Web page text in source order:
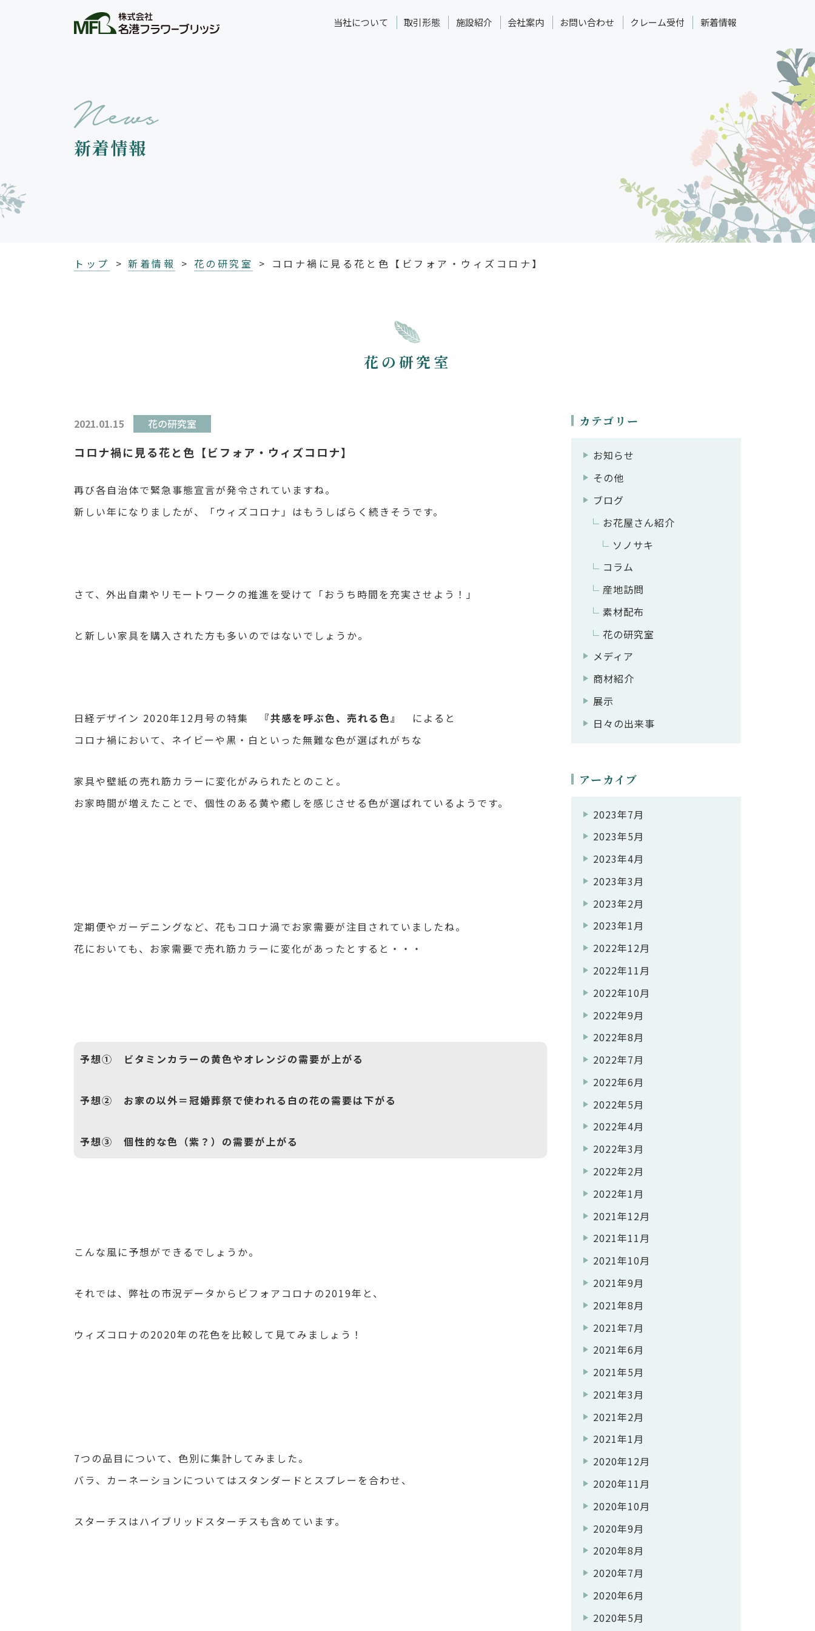
当社について 取引形態 施設紹介 会社案内 お問い合わせ クレーム受付 新着情報
新着情報
トップ 新着情報 花の研究室 コロナ禍に見る花と色【ビフォア・ウィズコロナ】
花の研究室
2021.01.15 花の研究室
コロナ禍に見る花と色【ビフォア・ウィズコロナ】
再び各自治体で緊急事態宣言が発令されていますね。
新しい年になりましたが、「ウィズコロナ」はもうしばらく続きそうです。
さて、外出自粛やリモートワークの推進を受けて「おうち時間を充実させよう！」
と新しい家具を購入された方も多いのではないでしょうか。
日経デザイン 2020年12月号の特集 『共感を呼ぶ色、売れる色』
によると
コロナ禍において、ネイビーや黒・白といった無難な色が選ばれがちな
家具や壁紙の売れ筋カラーに変化がみられたとのこと。
お家時間が増えたことで、個性のある黄や癒しを感じさせる色が選ばれているようです。
定期便やガーデニングなど、花もコロナ渦でお家需要が注目されていましたね。
花においても、お家需要で売れ筋カラーに変化があったとすると・・・
予想① ビタミンカラーの黄色やオレンジの需要が上がる
予想② お家の以外＝冠婚葬祭で使われる白の花の需要は下がる
予想③ 個性的な色（紫？）の需要が上がる
こんな風に予想ができるでしょうか。
それでは、弊社の市況データからビフォアコロナの2019年と、
ウィズコロナの2020年の花色を比較して見てみましょう！
7つの品目について、色別に集計してみました。
バラ、カーネーションについてはスタンダードとスプレーを合わせ、
スターチスはハイブリッドスターチスも含めています。
カテゴリー
お知らせ
その他
ブログ
お花屋さん紹介
ソノサキ
コラム
産地訪問
素材配布
花の研究室
メディア
商材紹介
展示
日々の出来事
アーカイブ
2023年7月
2023年5月
2023年4月
2023年3月
2023年2月
2023年1月
2022年12月
2022年11月
2022年10月
2022年9月
2022年8月
2022年7月
2022年6月
2022年5月
2022年4月
2022年3月
2022年2月
2022年1月
2021年12月
2021年11月
2021年10月
2021年9月
2021年8月
2021年7月
2021年6月
2021年5月
2021年3月
2021年2月
2021年1月
2020年12月
2020年11月
2020年10月
2020年9月
2020年8月
2020年7月
2020年6月
2020年5月